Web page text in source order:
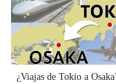
¿Viajas de Tokio a